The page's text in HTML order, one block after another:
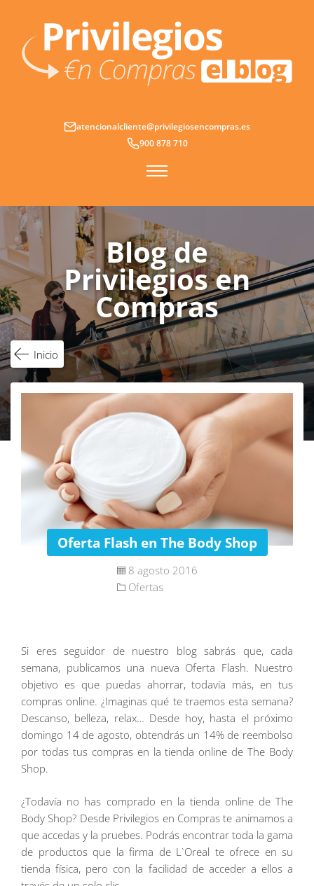
contenido
atencionalcliente@privilegiosencompras.es
900 878 710
Blog de
Privilegios en
Compras
Inicio
Oferta Flash en The Body Shop
8 agosto 2016
Ofertas
Si eres seguidor de nuestro blog sabrás que, cada
semana, publicamos una nueva Oferta Flash. Nuestro
objetivo es que puedas ahorrar, todavía más, en tus
compras online. ¿Imaginas qué te traemos esta semana?
Descanso, belleza, relax… Desde hoy, hasta el próximo
domingo 14 de agosto, obtendrás un 14% de reembolso
por todas tus compras en la tienda online de The Body
Shop.
¿Todavía no has comprado en la tienda online de The
Body Shop? Desde Privilegios en Compras te animamos a
que accedas y la pruebes. Podrás encontrar toda la gama
de productos que la firma de L`Oreal te ofrece en su
tienda física, pero con la facilidad de acceder a ellos a